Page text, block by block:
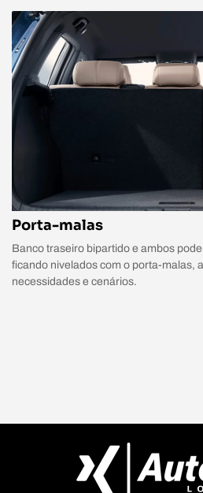
Porta-malas
Banco traseiro bipartido e ambos
ficando nivelados com o porta-malas,
necessidades e cenários.